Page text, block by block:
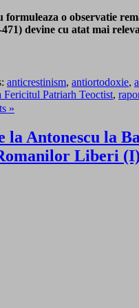
o observatie
devine cu atat mai
anticrestinism, antiortodoxie,
Fericitul Patriarh Teoctist,
»
la Antonescu la
Liberi